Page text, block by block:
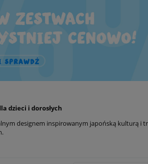
dzieci i dorosłych
designem inspirowanym japońską kulturą i